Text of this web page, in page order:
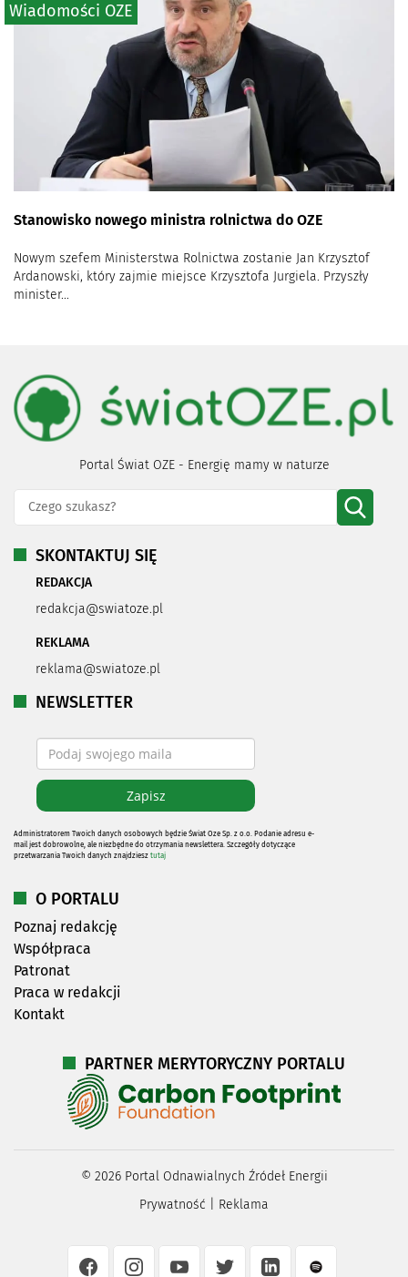
Stanowisko nowego ministra rolnictwa do OZE
Nowym szefem Ministerstwa Rolnictwa zostanie Jan Krzysztof
Ardanowski, który zajmie miejsce Krzysztofa Jurgiela. Przyszły
minister...
Wiadomości OZE
Portal Świat OZE - Energię mamy w naturze
SKONTAKTUJ SIĘ
REDAKCJA
redakcja@swiatoze.pl
REKLAMA
reklama@swiatoze.pl
NEWSLETTER
Administratorem Twoich danych osobowych będzie Świat Oze Sp. z o.o. Podanie adresu e-
mail jest dobrowolne, ale niezbędne do otrzymania newslettera. Szczegóły dotyczące
przetwarzania Twoich danych znajdziesz tutaj
O PORTALU
Poznaj redakcję
Współpraca
Patronat
Praca w redakcji
Kontakt
PARTNER MERYTORYCZNY PORTALU
© 2026Portal Odnawialnych Źródeł Energii
Prywatność
Reklama